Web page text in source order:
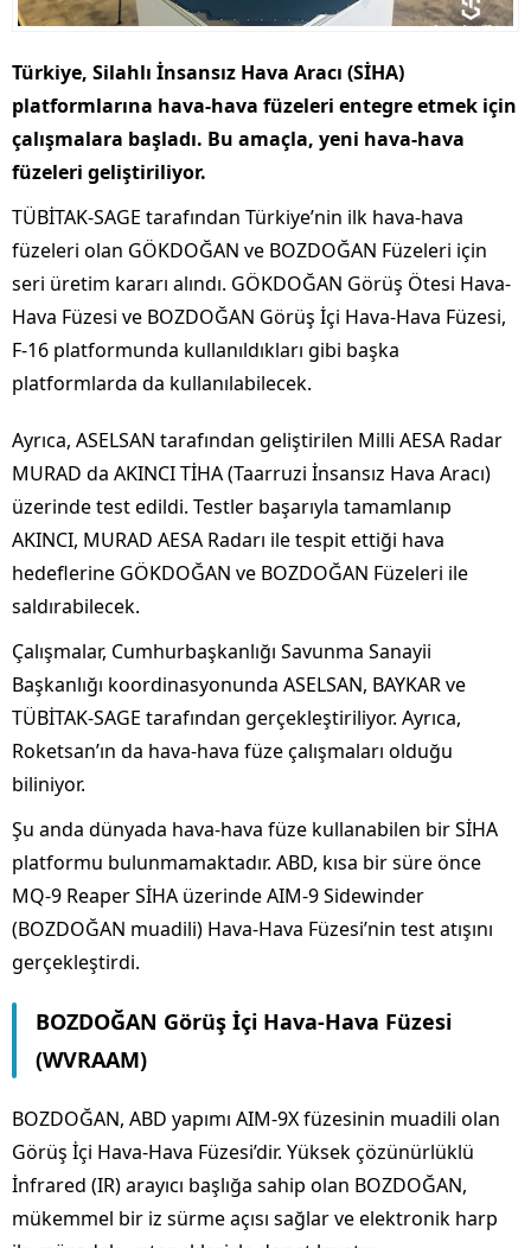
Türkiye, Silahlı İnsansız Hava Aracı (SİHA)
platformlarına hava-hava füzeleri entegre etmek için
çalışmalara başladı. Bu amaçla, yeni hava-hava
füzeleri geliştiriliyor.
TÜBİTAK-SAGE tarafından Türkiye’nin ilk hava-hava
füzeleri olan GÖKDOĞAN ve BOZDOĞAN Füzeleri için
seri üretim kararı alındı. GÖKDOĞAN Görüş Ötesi Hava-
Hava Füzesi ve BOZDOĞAN Görüş İçi Hava-Hava Füzesi,
F-16 platformunda kullanıldıkları gibi başka
platformlarda da kullanılabilecek.
Ayrıca, ASELSAN tarafından geliştirilen Milli AESA Radar
MURAD da AKINCI TİHA (Taarruzi İnsansız Hava Aracı)
üzerinde test edildi. Testler başarıyla tamamlanıp
AKINCI, MURAD AESA Radarı ile tespit ettiği hava
hedeflerine GÖKDOĞAN ve BOZDOĞAN Füzeleri ile
saldırabilecek.
Çalışmalar, Cumhurbaşkanlığı Savunma Sanayii
Başkanlığı koordinasyonunda ASELSAN, BAYKAR ve
TÜBİTAK-SAGE tarafından gerçekleştiriliyor. Ayrıca,
Roketsan’ın da hava-hava füze çalışmaları olduğu
biliniyor.
Şu anda dünyada hava-hava füze kullanabilen bir SİHA
platformu bulunmamaktadır. ABD, kısa bir süre önce
MQ-9 Reaper SİHA üzerinde AIM-9 Sidewinder
(BOZDOĞAN muadili) Hava-Hava Füzesi’nin test atışını
gerçekleştirdi.
BOZDOĞAN Görüş İçi Hava-Hava Füzesi
(WVRAAM)
BOZDOĞAN, ABD yapımı AIM-9X füzesinin muadili olan
Görüş İçi Hava-Hava Füzesi’dir. Yüksek çözünürlüklü
İnfrared (IR) arayıcı başlığa sahip olan BOZDOĞAN,
mükemmel bir iz sürme açısı sağlar ve elektronik harp